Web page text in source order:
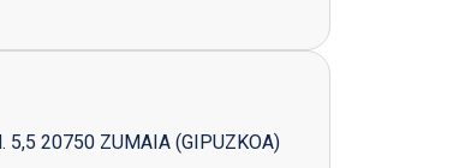
5,5 20750 ZUMAIA (GIPUZKOA)